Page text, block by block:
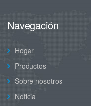
Navegación
Hogar
Productos
Sobre nosotros
Noticia